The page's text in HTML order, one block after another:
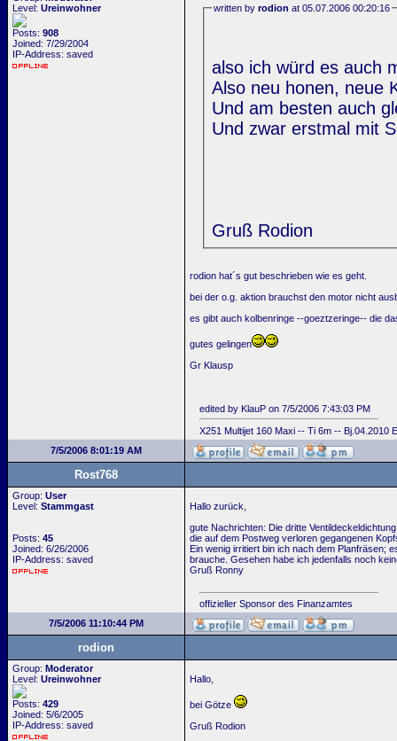
Level: Ureinwohner
Posts: 908
Joined: 7/29/2004
IP-Address: saved
written byrodion at 05.07.2006 00:20:16
also ich würd es auch
Also neu honen, neue
Und am besten auch
Und zwar erstmal mit
Gruß Rodion
rodion hat´s gut beschrieben wie es geht.
bei der o.g. aktion brauchst den motor nicht
es gibt auch kolbenringe --goeztzeringe-- die
gutes gelingen
Gr Klausp
edited by KlauP on 7/5/2006 7:43:03 PM
X251 Multijet 160 Maxi -- Ti 6m -- Bj.04.2010
7/5/2006 8:01:19 AM
Rost768
Group: User
Level: Stammgast
Posts: 45
Joined: 6/26/2006
IP-Address: saved
Hallo zurück,
gute Nachrichten: Die dritte
die auf dem Postweg verloren gegangenen
Ein wenig irritiert bin ich nach dem Planfräsen;
brauche. Gesehen habe ich jedenfalls noch
Gruß Ronny
offizieller Sponsor des Finanzamtes
7/5/2006 11:10:44 PM
rodion
Group: Moderator
Level: Ureinwohner
Posts: 429
Joined: 5/6/2005
IP-Address: saved
Hallo,
bei Götze
Gruß Rodion